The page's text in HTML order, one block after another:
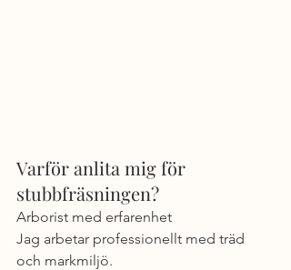
Varför anlita mig för
stubbfräsningen?
Arborist med erfarenhet
Jag arbetar professionellt med träd
och markmiljö.